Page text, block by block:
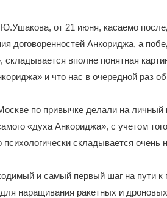
от 21 июня, касаемо
договоренностей Анкориджа, а
складывается вполне понятная
и что нас в очередной раз
по привычке делали на личный
«духа Анкориджа», с учетом
складывается очень
и самый первый шаг на пути к
наращивания ракетных и